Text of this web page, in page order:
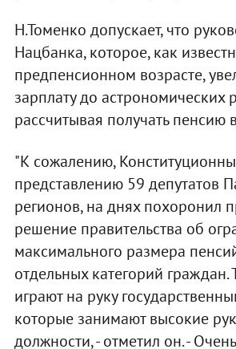
Н.Томенко допускает, что
Нацбанка, которое, как
предпенсионном возрасте,
зарплату до астрономических
рассчитывая получать пенсию
"К сожалению,
представлению 59 депутатов
регионов, на днях похоронил
решение правительства об
максимального размера
отдельных категорий
играют на руку
которые занимают высокие
должности, - отметил он. -